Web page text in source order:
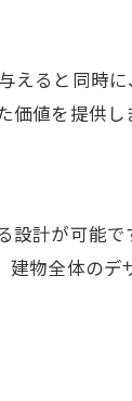
えると同時
値を提供し
設計が可能で
建物全体のデ